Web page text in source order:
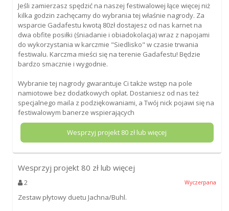
Jeśli zamierzasz spędzić na naszej festiwalowej łące więcej niż
kilka godzin zachęcamy do wybrania tej właśnie nagrody. Za
wsparcie Gadafestu kwotą 80zł dostajesz od nas karnet na
dwa obfite posiłki (śniadanie i obiadokolacja) wraz z napojami
do wykorzystania w karczmie "Siedlisko" w czasie trwania
festiwalu. Karczma mieści się na terenie Gadafestu! Będzie
bardzo smacznie i wygodnie.
Wybranie tej nagrody gwarantuje Ci także wstęp na pole
namiotowe bez dodatkowych opłat. Dostaniesz od nas też
specjalnego maila z podziękowaniami, a Twój nick pojawi się na
festiwalowym banerze wspierających
Wesprzyj projekt 80 zł lub więcej
Wesprzyj projekt 80 zł lub więcej
2 Wyczerpana
Zestaw płytowy duetu Jachna/Buhl.